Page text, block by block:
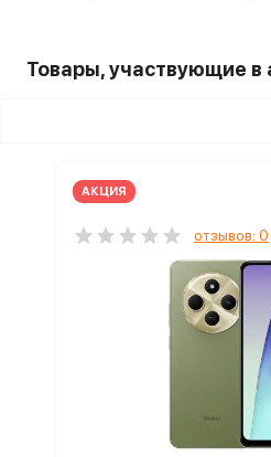
Товары, участвующие в
АКЦИЯ
отзывов: 0